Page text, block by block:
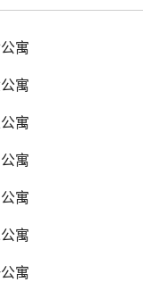
寓
寓
寓
寓
寓
寓
寓